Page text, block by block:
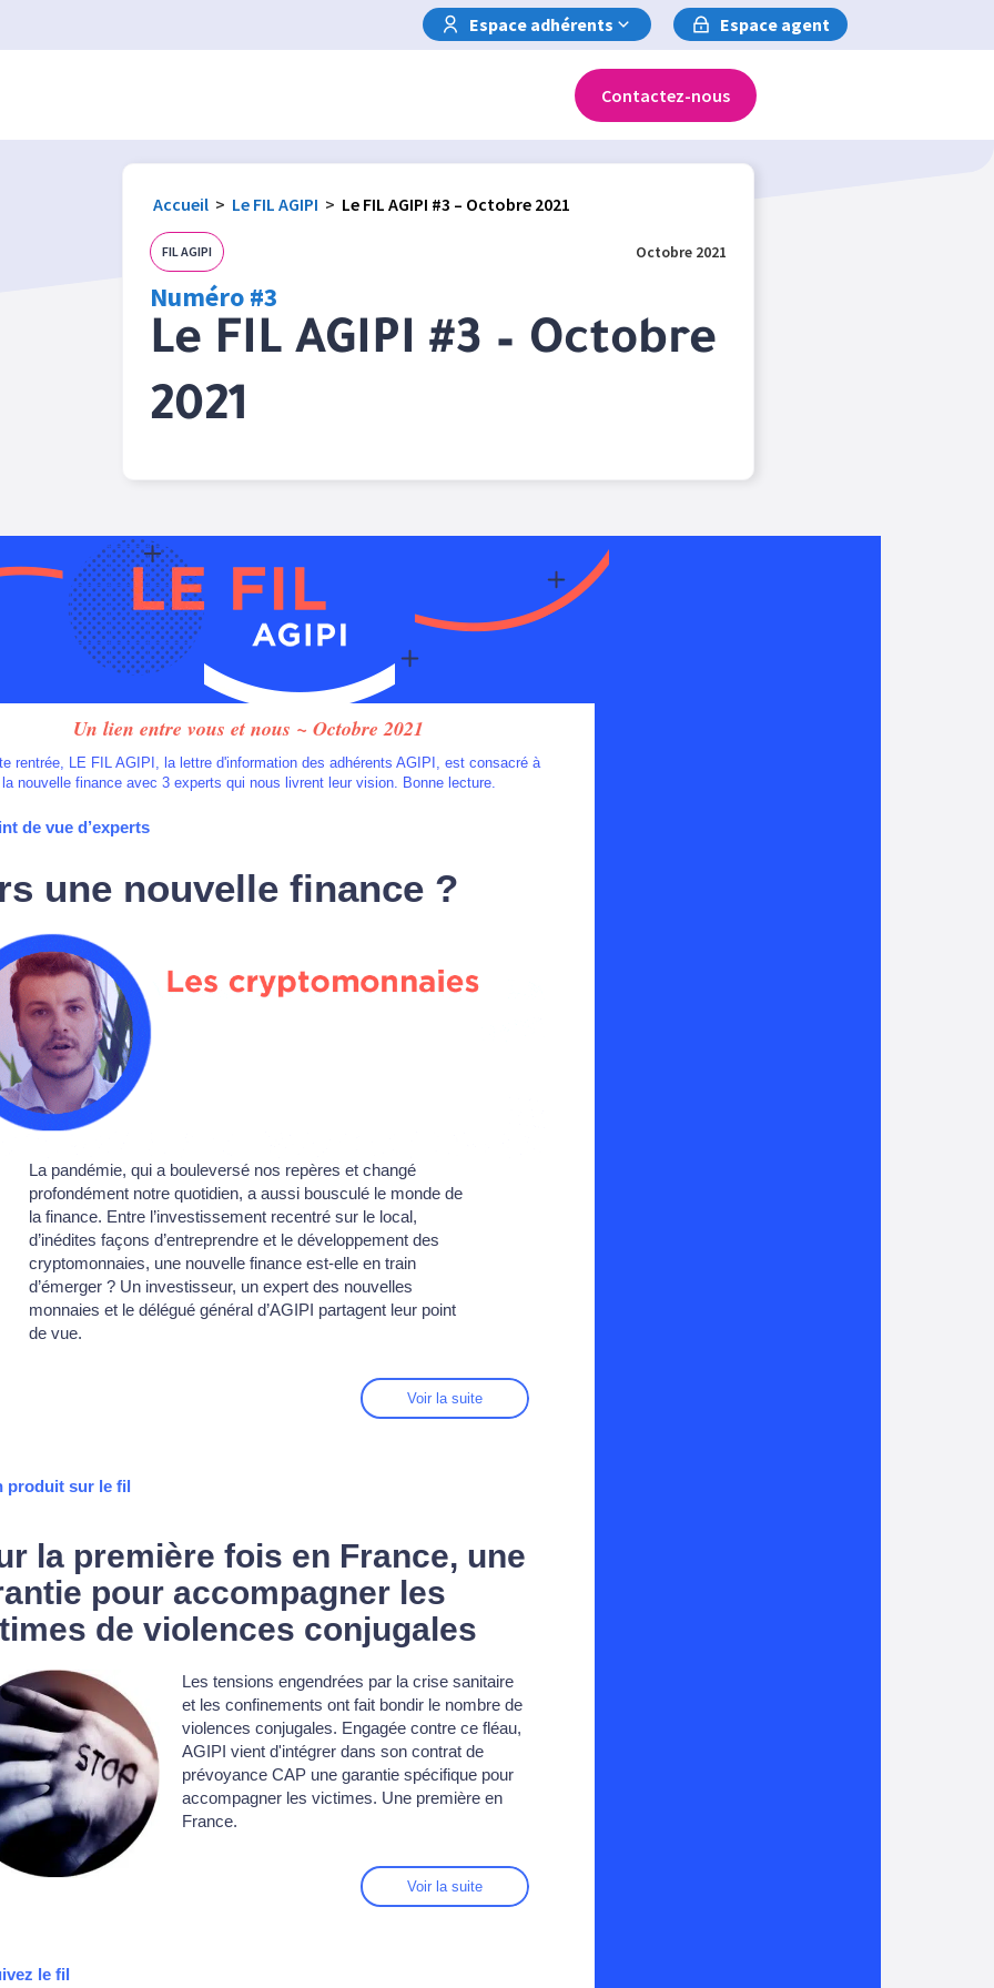
Espace adhérents Espace agent
Contactez-nous
Accueil > Le FIL AGIPI > Le FIL AGIPI #3 – Octobre 2021
FIL AGIPI Octobre 2021
Numéro #3
Le FIL AGIPI #3 – Octobre
2021
Un lien entre vous et nous ~ Octobre 2021
rentrée, LE FIL AGIPI, la lettre d'information des adhérents AGIPI, est consacré à
la nouvelle finance avec 3 experts qui nous livrent leur vision. Bonne lecture.
de vue d’experts
une nouvelle finance ?
La pandémie, qui a bouleversé nos repères et changé
profondément notre quotidien, a aussi bousculé le monde de
la finance. Entre l’investissement recentré sur le local,
d’inédites façons d’entreprendre et le développement des
cryptomonnaies, une nouvelle finance est-elle en train
d’émerger ? Un investisseur, un expert des nouvelles
monnaies et le délégué général d’AGIPI partagent leur point
de vue.
Voir la suite
produit sur le fil
la première fois en France, une
pour accompagner les
de violences conjugales
Les tensions engendrées par la crise sanitaire
et les confinements ont fait bondir le nombre de
violences conjugales. Engagée contre ce fléau,
AGIPI vient d'intégrer dans son contrat de
prévoyance CAP une garantie spécifique pour
accompagner les victimes. Une première en
France.
Voir la suite
le fil